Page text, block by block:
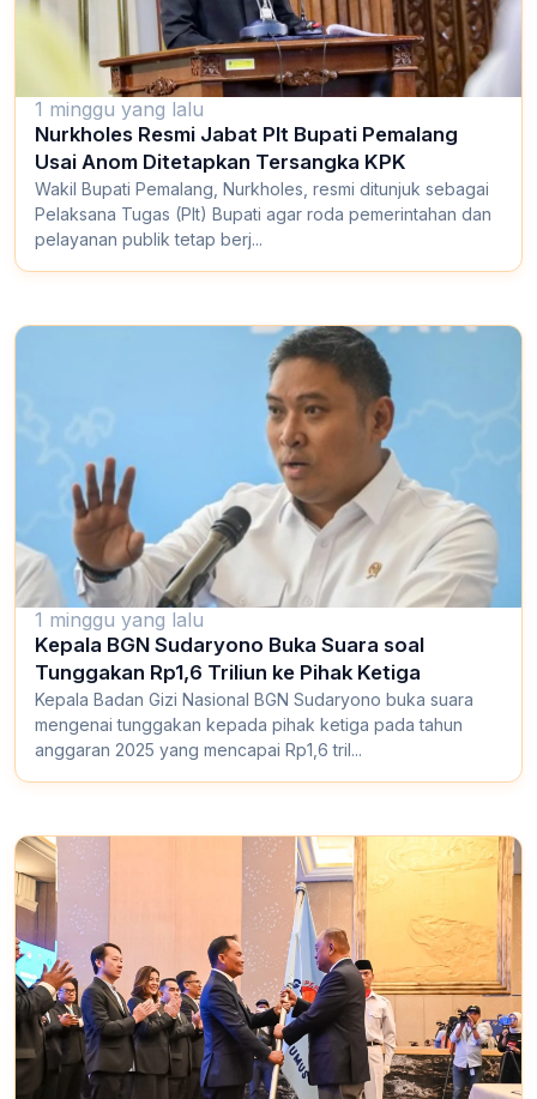
1 minggu yang lalu
Nurkholes Resmi Jabat Plt Bupati Pemalang
Usai Anom Ditetapkan Tersangka KPK
Wakil Bupati Pemalang, Nurkholes, resmi ditunjuk sebagai
Pelaksana Tugas (Plt) Bupati agar roda pemerintahan dan
pelayanan publik tetap berj...
1 minggu yang lalu
Kepala BGN Sudaryono Buka Suara soal
Tunggakan Rp1,6 Triliun ke Pihak Ketiga
Kepala Badan Gizi Nasional BGN Sudaryono buka suara
mengenai tunggakan kepada pihak ketiga pada tahun
anggaran 2025 yang mencapai Rp1,6 tril...